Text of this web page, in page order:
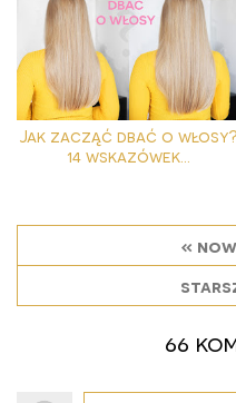
Jak zacząć dbać o włosy?
14 wskazówek...
«
66